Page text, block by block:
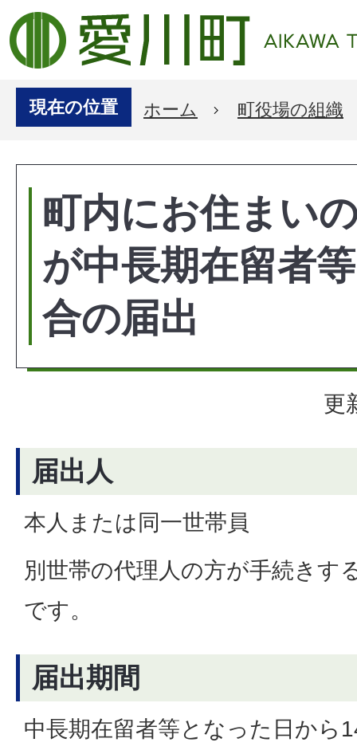
現在の位置 ホーム 町役場の組織
町内にお住まい
が中長期在留者
合の届出
更
届出人
本人または同一世帯員
別世帯の代理人の方が手続きす
です。
届出期間
中長期在留者等となった日から